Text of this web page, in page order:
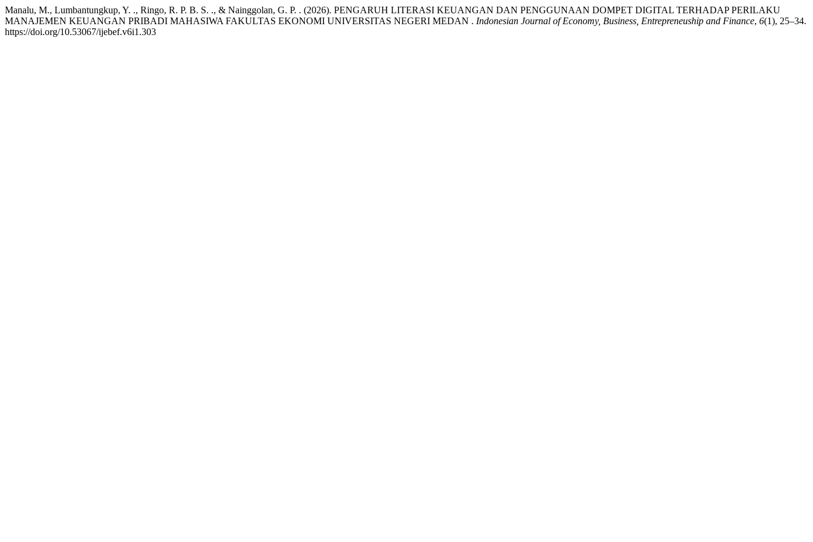
Manalu, M., Lumbantungkup, Y. ., Ringo, R. P. B. S. ., & Nainggolan, G. P. . (2026). PENGARUH LITERASI KEUANGAN DAN PENGGUNAAN DOMPET DIGITAL TERHADAP PERILAKU
MANAJEMEN KEUANGAN PRIBADI MAHASIWA FAKULTAS EKONOMI UNIVERSITAS NEGERI MEDAN . Indonesian Journal of Economy, Business, Entrepreneuship and Finance, 6(1), 25–34.
https://doi.org/10.53067/ijebef.v6i1.303